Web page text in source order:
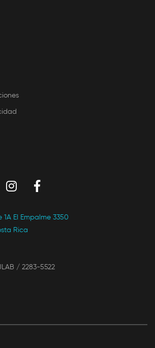
1A El Empalme 3350
Rica
/ 2283-5522